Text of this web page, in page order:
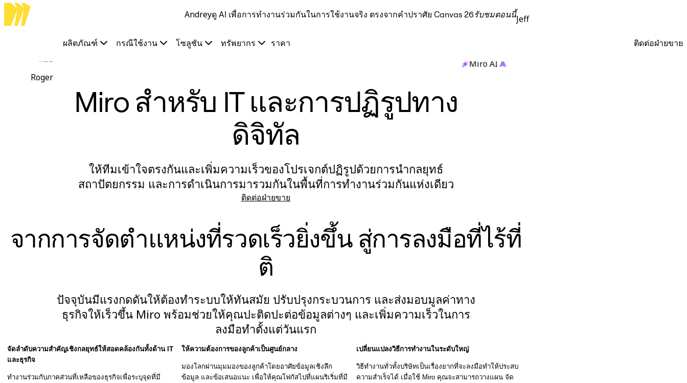
ผลิตภัณฑ์
Intelligent Canvas™
ภาพรวม AI
AI Workflows
Blueprints
การผสานรวม
ดาวน์โหลดแอป
รูปแบบ
TalkTrack
Tables
Docs
เรื่องเด่น
สำรวจ Miroverse
Andreyดู AI เพื่อการทำงานร่วมกันในการใช้งานจริง ตรงจากคำปราศัย Canvas 26รับชมตอนนี้Jeff
ผลิตภัณฑ์ กรณีใช้งาน โซลูชัน ทรัพยากร ราคา ติดต่อฝ่ายขาย
Roger
Miro AI
Miro สำหรับ IT และการปฏิรูปทาง
ดิจิทัล
ให้ทีมเข้าใจตรงกันและเพิ่มความเร็วของโปรเจกต์ปฏิรูปด้วยการนำกลยุทธ์
สถาปัตยกรรม และการดำเนินการมารวมกันในพื้นที่การทำงานร่วมกันแห่งเดียว
ติดต่อฝ่ายขาย
จากการจัดตำแหน่งที่รวดเร็วยิ่งขึ้น สู่การลงมือที่ไร้ที่
ติ
ปัจจุบันมีแรงกดดันให้ต้องทำระบบให้ทันสมัย ปรับปรุงกระบวนการ และส่งมอบมูลค่าทาง
ธุรกิจให้เร็วขึ้น Miro พร้อมช่วยให้คุณปะติดปะต่อข้อมูลต่างๆ และเพิ่มความเร็วในการ
ลงมือทำตั้งแต่วันแรก
จัดลำดับความสำคัญเชิงกลยุทธ์ให้สอดคล้องกันทั้งด้าน IT
และธุรกิจ
ทำงานร่วมกับภาคส่วนที่เหลือของธุรกิจเพื่อระบุจุดที่มี
ให้ความต้องการของลูกค้าเป็นศูนย์กลาง
มองโลกผ่านมุมมองของลูกค้าโดยอาศัยข้อมูลเชิงลึก
ข้อมูล และข้อเสนอแนะ เพื่อให้คุณโฟกัสไปที่แผนริเริ่มที่มี
เปลี่ยนแปลงวิธีการทำงานในระดับใหญ่
วิธีทำงานทั่วทั้งบริษัทเป็นเรื่องยากที่จะลงมือทำให้ประสบ
ความสำเร็จได้ เมื่อใช้ Miro คุณจะสามารถวางแผน จัด